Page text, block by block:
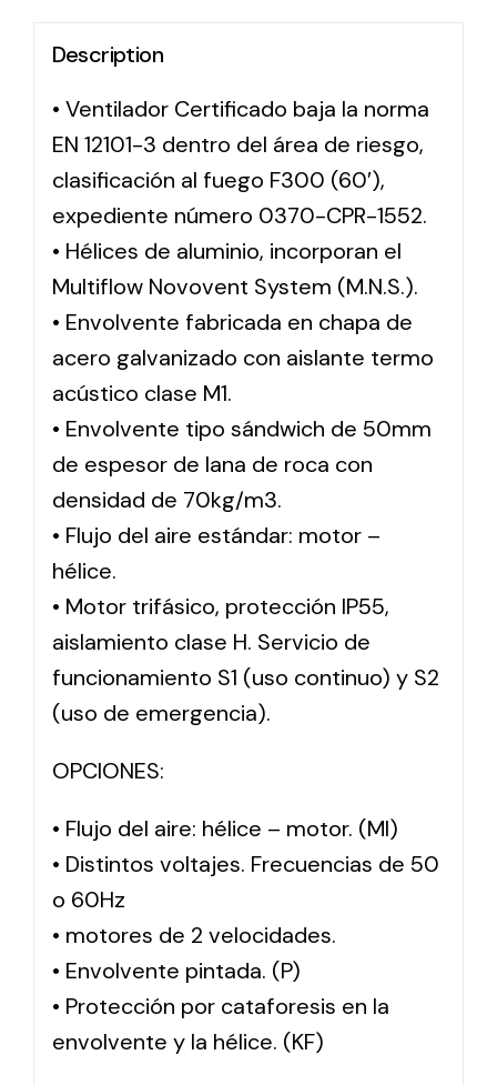
Description
• Ventilador Certificado baja la norma
EN 12101-3 dentro del área de riesgo,
clasificación al fuego F300 (60′),
expediente número 0370-CPR-1552.
• Hélices de aluminio, incorporan el
Multiflow Novovent System (M.N.S.).
• Envolvente fabricada en chapa de
acero galvanizado con aislante termo
acústico clase M1.
• Envolvente tipo sándwich de 50mm
de espesor de lana de roca con
densidad de 70kg/m3.
• Flujo del aire estándar: motor –
hélice.
• Motor trifásico, protección IP55,
aislamiento clase H. Servicio de
funcionamiento S1 (uso continuo) y S2
(uso de emergencia).
OPCIONES:
• Flujo del aire: hélice – motor. (MI)
• Distintos voltajes. Frecuencias de 50
o 60Hz
• motores de 2 velocidades.
• Envolvente pintada. (P)
• Protección por cataforesis en la
envolvente y la hélice. (KF)